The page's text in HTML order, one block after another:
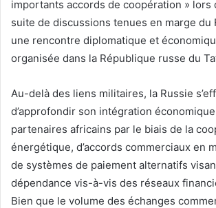
importants accords de coopération » lors
suite de discussions tenues en marge du
une rencontre diplomatique et
organisée dans la République russe du
Au-delà des liens militaires, la Russie
d’approfondir son intégration
partenaires africains par le biais de la
énergétique, d’accords commerciaux en
de systèmes de paiement alternatifs
dépendance vis-à-vis des réseaux
Bien que le volume des échanges